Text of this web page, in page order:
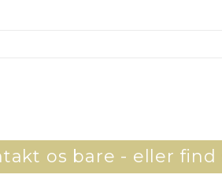
os bare - eller find